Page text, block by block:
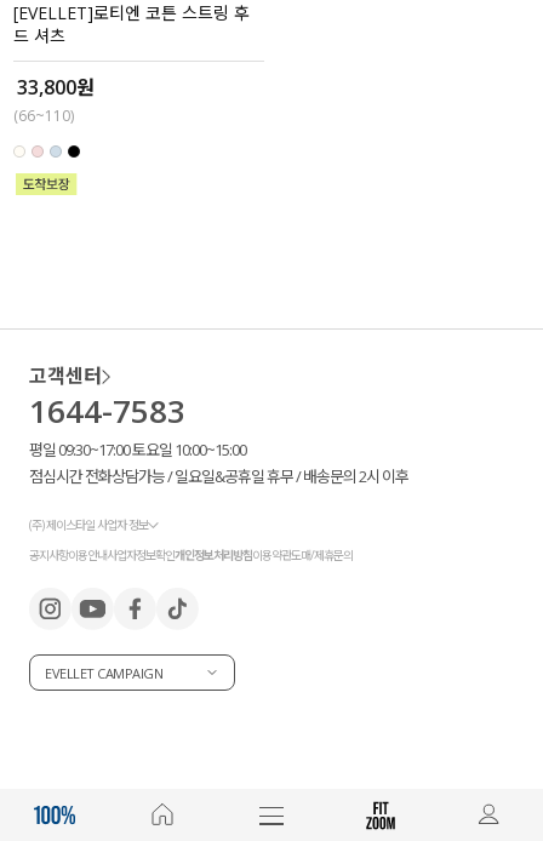
[EVELLET]로티엔 코튼 스트링 후
드 셔츠
33,800원
(66~110)
고객센터
1644-7583
평일 09:30~17:00 토요일 10:00~15:00
점심시간 전화상담가능 / 일요일&공휴일 휴무 / 배송문의 2시 이후
(주) 제이스타일 사업자 정보
공지사항이용안내사업자정보확인개인정보처리방침이용약관도매/제휴문의
EVELLET CAMPAIGN